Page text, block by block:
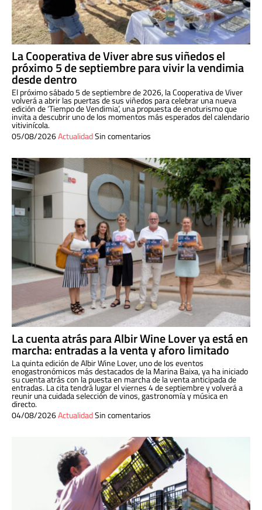
La Cooperativa de Viver abre sus viñedos el
próximo 5 de septiembre para vivir la vendimia
desde dentro
El próximo sábado 5 de septiembre de 2026, la Cooperativa de Viver
volverá a abrir las puertas de sus viñedos para celebrar una nueva
edición de ‘Tiempo de Vendimia’, una propuesta de enoturismo que
invita a descubrir uno de los momentos más esperados del calendario
vitivinícola.
05/08/2026ActualidadSin comentarios
La cuenta atrás para Albir Wine Lover ya está en
marcha: entradas a la venta y aforo limitado
La quinta edición de Albir Wine Lover, uno de los eventos
enogastronómicos más destacados de la Marina Baixa, ya ha iniciado
su cuenta atrás con la puesta en marcha de la venta anticipada de
entradas. La cita tendrá lugar el viernes 4 de septiembre y volverá a
reunir una cuidada selección de vinos, gastronomía y música en
directo.
04/08/2026ActualidadSin comentarios